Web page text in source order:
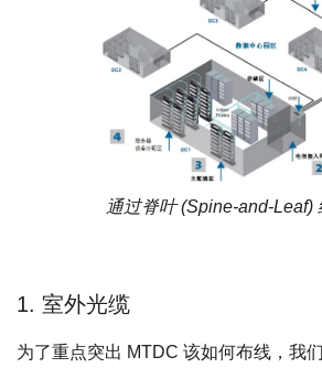
通过脊叶 (Spine-and-Leaf)
1. 室外光缆
为了重点突出 MTDC 该如何布线，我